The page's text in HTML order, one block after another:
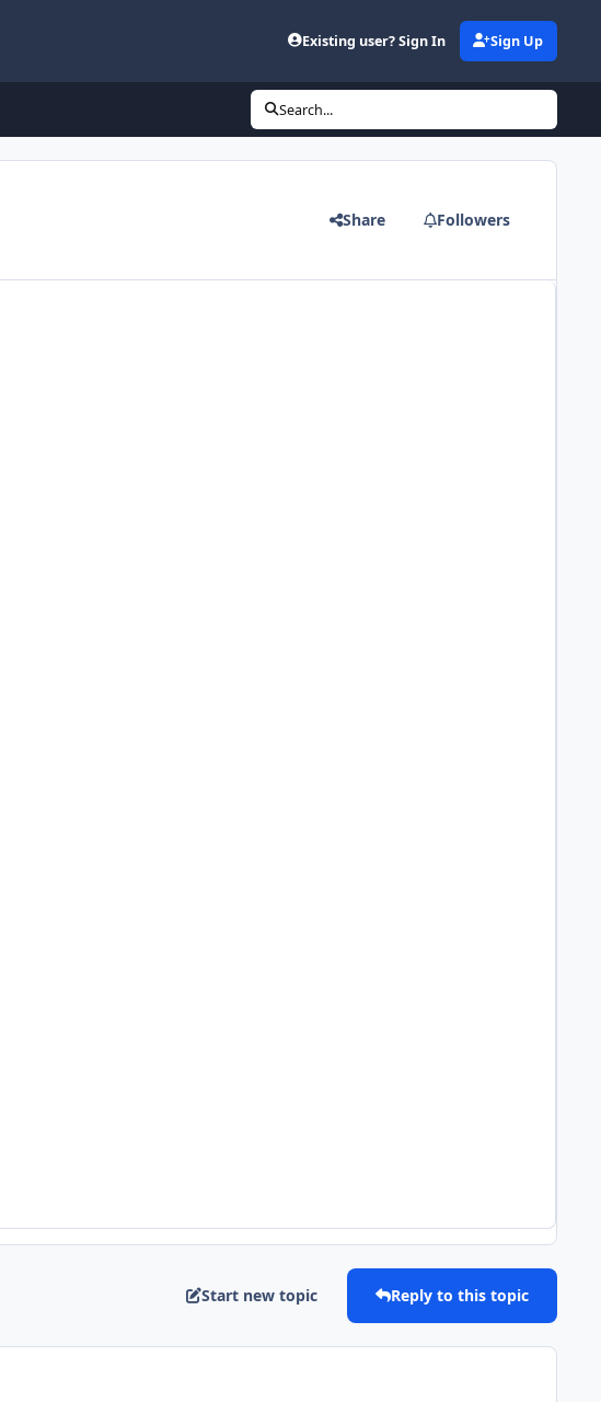
Existing user? Sign In Sign Up
Search...
Share Followers
Start new topic Reply to this topic